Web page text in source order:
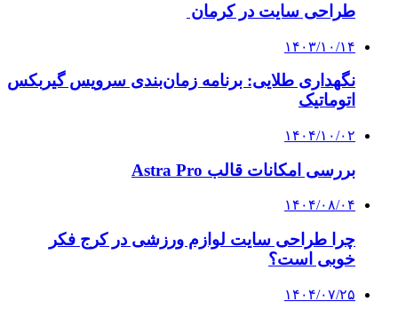
طراحی سایت در کرمان
۱۴۰۳/۱۰/۱۴
نگهداری طلایی: برنامه زمان‌بندی سرویس گیربکس
اتوماتیک
۱۴۰۴/۱۰/۰۲
بررسی امکانات قالب Astra Pro
۱۴۰۴/۰۸/۰۴
چرا طراحی سایت لوازم ورزشی در کرج فکر
خوبی است؟
۱۴۰۴/۰۷/۲۵